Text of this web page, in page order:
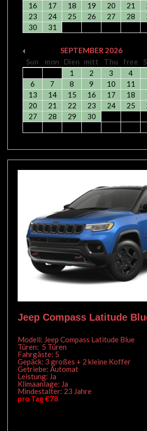
16
17 18 19 20 21
23
24 25 26 27 28
30
31
SEPTEMBER 2026
Sun
mon Dien mitt Thu free
1
2 3 4
6
7 8 9 10 11
13
14 15 16 17 18
20
21 22 23 24 25
27
28 29 30
Jeep Compass Latitude
Modell: Jeep Compass Latitude Blue
Türen: 5 Türen
Fahrgäste: 5
Gepäck: 3 großes + 2 kleine Koffer
Getriebe: Automat
Leistung: Ja
Klimaanlage: Ja
Mindestalter: 23 Jahre
pro Tag €78